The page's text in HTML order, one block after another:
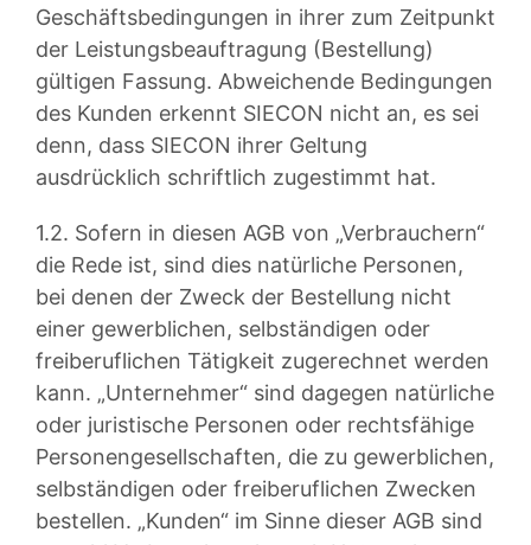
Geschäftsbedingungen in ihrer zum Zeitpunkt
der Leistungsbeauftragung (Bestellung)
gültigen Fassung. Abweichende Bedingungen
des Kunden erkennt SIECON nicht an, es sei
denn, dass SIECON ihrer Geltung
ausdrücklich schriftlich zugestimmt hat.
1.2. Sofern in diesen AGB von „Verbrauchern“
die Rede ist, sind dies natürliche Personen,
bei denen der Zweck der Bestellung nicht
einer gewerblichen, selbständigen oder
freiberuflichen Tätigkeit zugerechnet werden
kann. „Unternehmer“ sind dagegen natürliche
oder juristische Personen oder rechtsfähige
Personengesellschaften, die zu gewerblichen,
selbständigen oder freiberuflichen Zwecken
bestellen. „Kunden“ im Sinne dieser AGB sind